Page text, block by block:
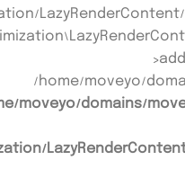
/home/moveyo/
moveyo/domains/